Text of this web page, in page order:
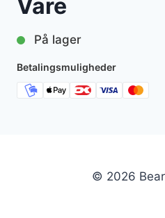
Vare
På lager
Betalingsmuligheder
© 2026